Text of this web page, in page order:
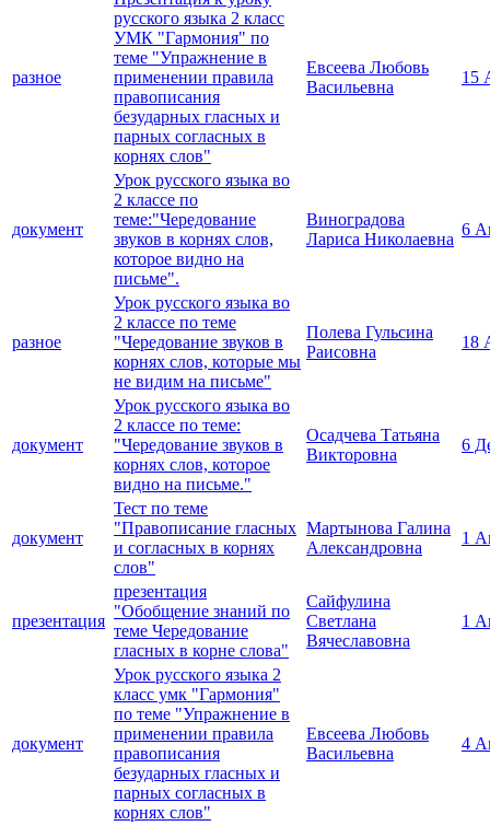
разное
русского языка 2 класс
УМК "Гармония" по
теме "Упражнение в
применении правила
правописания
безударных гласных и
парных согласных в
корнях слов"
Евсеева Любовь
Васильевна
15
документ
Урок русского языка во
2 классе по
теме:"Чередование
звуков в корнях слов,
которое видно на
письме".
Виноградова
Лариса Николаевна
6
разное
Урок русского языка во
2 классе по теме
"Чередование звуков в
корнях слов, которые мы
не видим на письме"
Полева Гульсина
Раисовна
18
документ
Урок русского языка во
2 классе по теме:
"Чередование звуков в
корнях слов, которое
видно на письме."
Осадчева Татьяна
Викторовна
6
документ
Тест по теме
"Правописание гласных
и согласных в корнях
слов"
Мартынова Галина
Александровна
1
презентация
презентация
"Обобщение знаний по
теме Чередование
гласных в корне слова"
Сайфулина
Светлана
Вячеславовна
1
документ
Урок русского языка 2
класс умк "Гармония"
по теме "Упражнение в
применении правила
правописания
безударных гласных и
парных согласных в
корнях слов"
Евсеева Любовь
Васильевна
4